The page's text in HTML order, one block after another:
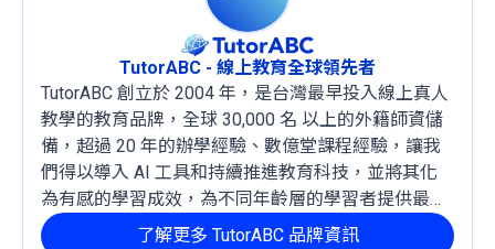
TutorABC - 線上教育全球領先者
TutorABC 創立於 2004 年，是台灣最早投入線上真人
教學的教育品牌，全球 30,000 名 以上的外籍師資儲
備，超過 20 年的辦學經驗、數億堂課程經驗，讓我
們得以導入 AI 工具和持續推進教育科技，並將其化
為有感的學習成效，為不同年齡層的學習者提供最穩
定且有效的成長路徑。了解更多 TutorABC 品牌資訊